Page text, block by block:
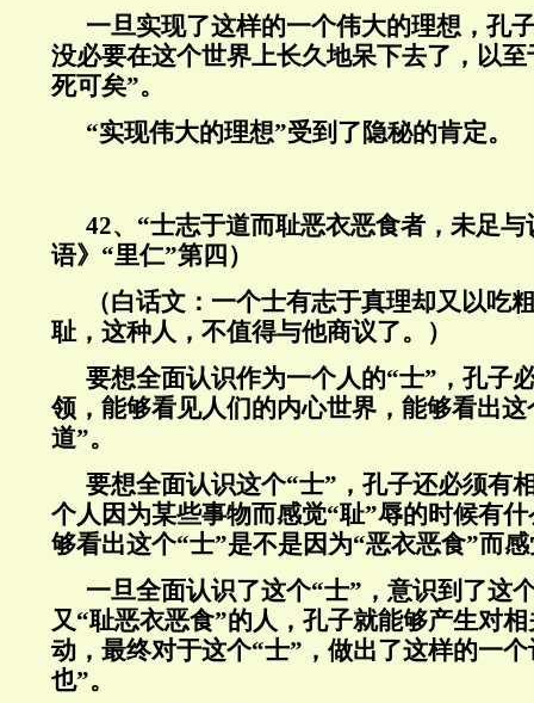
一旦实现了这样的一个伟大的理想，孔
没必要在这个世界上长久地呆下去了，以
死可矣”。
“实现伟大的理想”受到了隐秘的肯定。
42、“士志于道而耻恶衣恶食者，未足
语》“里仁”第四）
（白话文：一个士有志于真理却又以吃
耻，这种人，不值得与他商议了。）
要想全面认识作为一个人的“士”，孔子
领，能够看见人们的内心世界，能够看出
道”。
要想全面认识这个“士”，孔子还必须有
个人因为某些事物而感觉“耻”辱的时候有
够看出这个“士”是不是因为“恶衣恶食”而
一旦全面认识了这个“士”，意识到了这
又“耻恶衣恶食”的人，孔子就能够产生对
动，最终对于这个“士”，做出了这样的一
也”。